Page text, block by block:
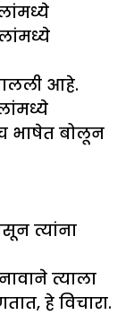
आहे.
भाषेत बोलून
त्यांना
त्याला
हे विचारा.